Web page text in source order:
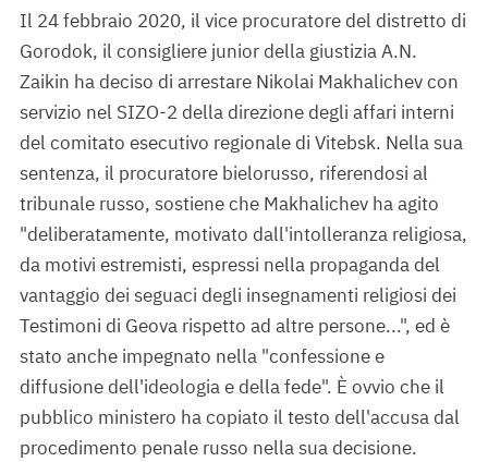
Il 24 febbraio 2020, il vice procuratore del distretto di
Gorodok, il consigliere junior della giustizia A.N.
Zaikin ha deciso di arrestare Nikolai Makhalichev con
servizio nel SIZO-2 della direzione degli affari interni
del comitato esecutivo regionale di Vitebsk. Nella sua
sentenza, il procuratore bielorusso, riferendosi al
tribunale russo, sostiene che Makhalichev ha agito
"deliberatamente, motivato dall'intolleranza religiosa,
da motivi estremisti, espressi nella propaganda del
vantaggio dei seguaci degli insegnamenti religiosi dei
Testimoni di Geova rispetto ad altre persone...", ed è
stato anche impegnato nella "confessione e
diffusione dell'ideologia e della fede". È ovvio che il
pubblico ministero ha copiato il testo dell'accusa dal
procedimento penale russo nella sua decisione.